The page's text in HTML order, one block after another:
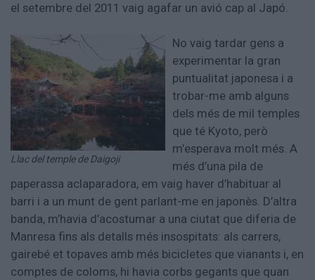
el setembre del 2011 vaig agafar un avió cap al Japó.
Llac del temple de Daigoji
No vaig tardar gens a
experimentar la gran
puntualitat japonesa i a
trobar-me amb alguns
dels més de mil temples
que té Kyoto, però
m’esperava molt més. A
més d’una pila de
paperassa aclaparadora, em vaig haver d’habituar al
barri i a un munt de gent parlant-me en japonès. D’altra
banda, m’havia d’acostumar a una ciutat que diferia de
Manresa fins als detalls més insospitats: als carrers,
gairebé et topaves amb més bicicletes que vianants i, en
comptes de coloms, hi havia corbs gegants que quan